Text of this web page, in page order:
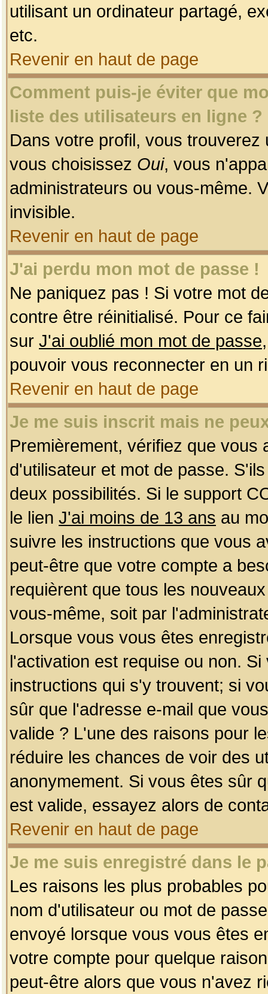
utilisant un ordinateur partagé,
etc.
Revenir en haut de page
Comment puis-je éviter que
liste des utilisateurs en ligne ?
Dans votre profil, vous
vous choisissez Oui, vous
administrateurs ou vous-même.
invisible.
Revenir en haut de page
J'ai perdu mon mot de passe !
Ne paniquez pas ! Si votre mot
contre être réinitialisé. Pour ce
sur J'ai oublié mon mot de passe
pouvoir vous reconnecter en un
Revenir en haut de page
Je me suis inscrit mais ne
Premièrement, vérifiez que
d'utilisateur et mot de passe.
deux possibilités. Si le support
le lien J'ai moins de 13 ans au
suivre les instructions que vous
peut-être que votre compte a
requièrent que tous les
vous-même, soit par
Lorsque vous vous êtes
l'activation est requise ou non.
instructions qui s'y trouvent; si
sûr que l'adresse e-mail que
valide ? L'une des raisons pour
réduire les chances de voir des
anonymement. Si vous êtes sûr
est valide, essayez alors de
Revenir en haut de page
Je me suis enregistré dans le
Les raisons les plus probables
nom d'utilisateur ou mot de
envoyé lorsque vous vous êtes
votre compte pour quelque
peut-être alors que vous n'avez